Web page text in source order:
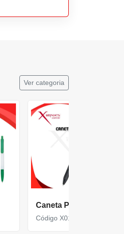
Ver categoria
Caneta Plástica
Código X01096C